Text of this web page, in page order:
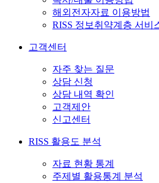
해외전자자료 이용방법
RISS 정보취약계층 서비
고객센터
자주 찾는 질문
상담 신청
상담 내역 확인
고객제안
신고센터
RISS 활용도 분석
자료 현황 통계
주제별 활용통계 분석